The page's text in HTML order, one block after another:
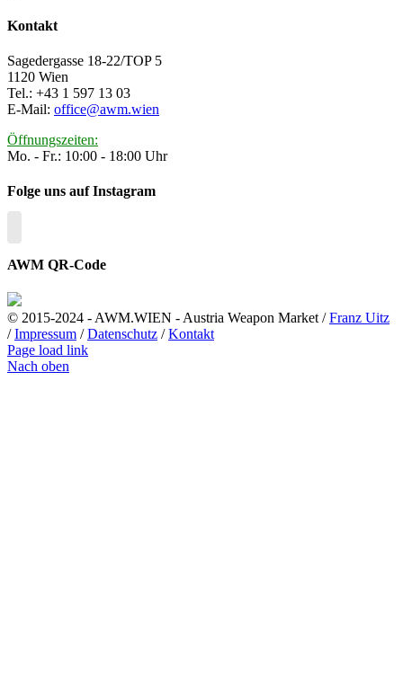
Kontakt
Sagedergasse 18-22/TOP 5
1120 Wien
Tel.: +43 1 597 13 03
E-Mail: office@awm.wien
Öffnungszeiten:
Mo. - Fr.: 10:00 - 18:00 Uhr
Folge uns auf Instagram
AWM QR-Code
© 2015-2024 - AWM.WIEN - Austria Weapon Market /Franz Uitz
/Impressum /Datenschutz /Kontakt
Page load link
Nach oben